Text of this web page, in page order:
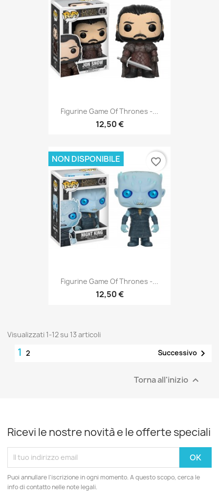
Figurine Game Of Thrones -...
12,50 €
Figurine Game Of Thrones -...
12,50 €
NON DISPONIBILE favorite_border
Visualizzati 1-12 su 13 articoli
1 2 Successivo 
Torna all'inizio 
Ricevi le nostre novità e le offerte speciali
Puoi annullare l'iscrizione in ogni momento. A questo scopo, cerca le
info di contatto nelle note legali.